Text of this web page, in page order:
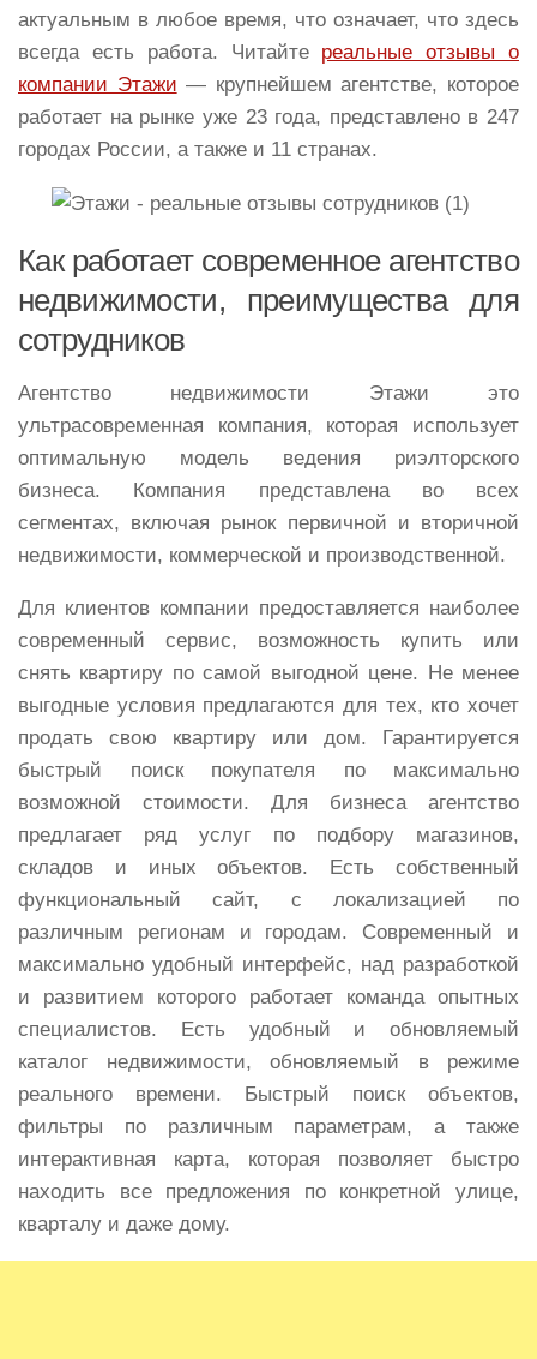
актуальным в любое время, что означает, что здесь
всегда есть работа. Читайте реальные отзывы о
компании Этажи — крупнейшем агентстве, которое
работает на рынке уже 23 года, представлено в 247
городах России, а также и 11 странах.
Как работает современное агентство
недвижимости, преимущества для
сотрудников
Агентство недвижимости Этажи это
ультрасовременная компания, которая использует
оптимальную модель ведения риэлторского
бизнеса. Компания представлена во всех
сегментах, включая рынок первичной и вторичной
недвижимости, коммерческой и производственной.
Для клиентов компании предоставляется наиболее
современный сервис, возможность купить или
снять квартиру по самой выгодной цене. Не менее
выгодные условия предлагаются для тех, кто хочет
продать свою квартиру или дом. Гарантируется
быстрый поиск покупателя по максимально
возможной стоимости. Для бизнеса агентство
предлагает ряд услуг по подбору магазинов,
складов и иных объектов. Есть собственный
функциональный сайт, с локализацией по
различным регионам и городам. Современный и
максимально удобный интерфейс, над разработкой
и развитием которого работает команда опытных
специалистов. Есть удобный и обновляемый
каталог недвижимости, обновляемый в режиме
реального времени. Быстрый поиск объектов,
фильтры по различным параметрам, а также
интерактивная карта, которая позволяет быстро
находить все предложения по конкретной улице,
кварталу и даже дому.